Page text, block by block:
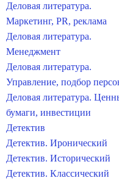
Деловая литература.
Маркетинг, PR, реклама
Деловая литература.
Менеджмент
Деловая литература.
Управление, подбор
Деловая литература.
бумаги, инвестиции
Детектив
Детектив. Иронический
Детектив. Исторический
Детектив. Классический